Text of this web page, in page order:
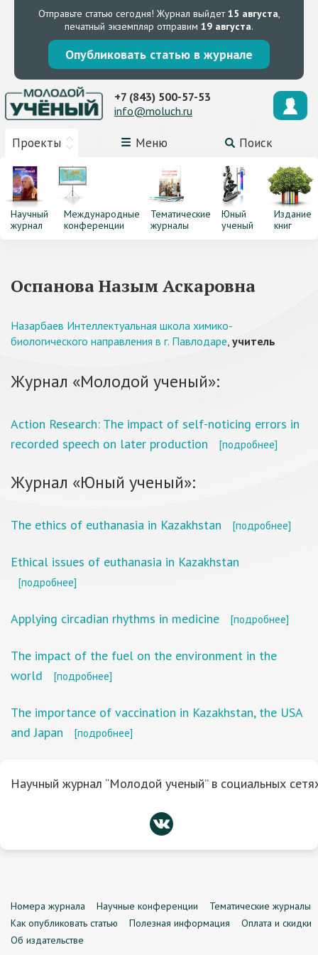
Отправьте статью сегодня! Журнал выйдет15 августа,
печатный экземпляр отправим 19 августа.
Опубликовать статью в журнале
Проекты Меню Поиск
+7 (843) 500-57-53
info@moluch.ru
Научный
журнал
Международные
конференции
Тематические
журналы
Юный
ученый
Издание
книг
Оспанова Назым Аскаровна
Назарбаев Интеллектуальная школа химико-
биологического направления в г. Павлодаре, учитель
Журнал «Молодой ученый»:
Action Research: The impact of self-noticing errors in
recorded speech on later production
[подробнее]
Журнал «Юный ученый»:
The ethics of euthanasia in Kazakhstan [подробнее]
Ethical issues of euthanasia in Kazakhstan
[подробнее]
Applying circadian rhythms in medicine [подробнее]
The impact of the fuel on the environment in the
world
[подробнее]
The importance of vaccination in Kazakhstan, the USA
and Japan
[подробнее]
Научный журнал “Молодой ученый” в социальных
Номера журнала Научные конференции
Тематические журналы
Как опубликовать статью
Полезная информация
Оплата и скидки
Об издательстве